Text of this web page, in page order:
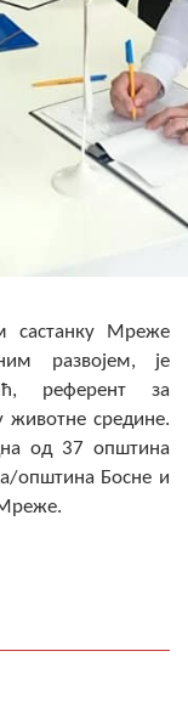
састанку Мреже
развојем, је
референт за
животне средине.
од 37 општина
општина Босне и
Мреже.